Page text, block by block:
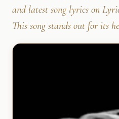
and latest song lyrics on
This song stands out for its